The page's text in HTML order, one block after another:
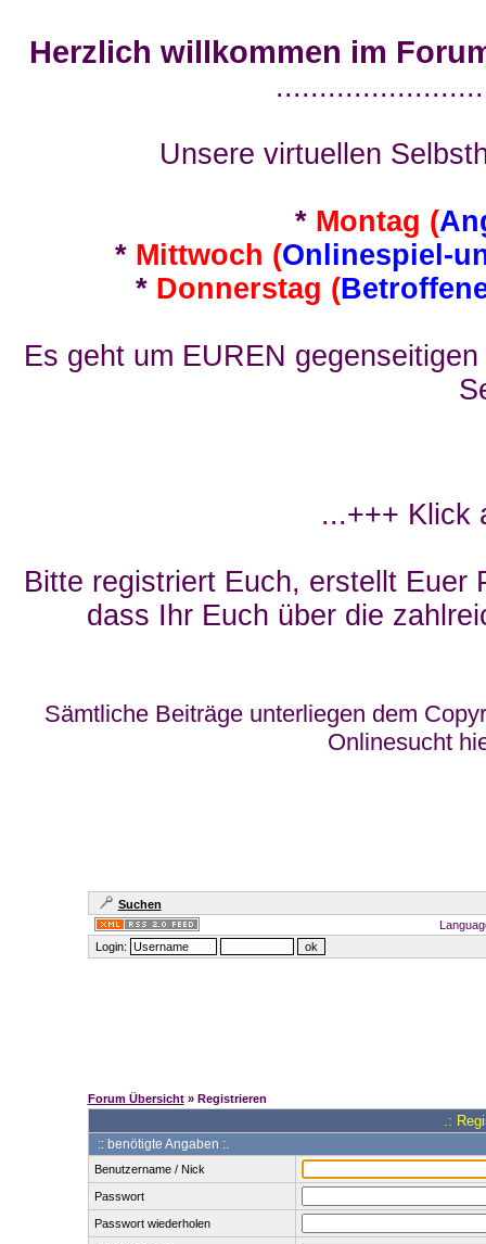
Herzlich willkommen im
Unsere virtuellen
* Montag (
* Mittwoch (Onlinespiel-
* Donnerstag (
Es geht um EUREN
...+++ Klick
Bitte registriert Euch, erstellt Euer
dass Ihr Euch über die
Sämtliche Beiträge unterliegen dem
Onlinesucht
Suchen
Login:
Forum Übersicht» Registrieren
.:
:: benötigte Angaben :.
Benutzername / Nick
Passwort
Passwort wiederholen